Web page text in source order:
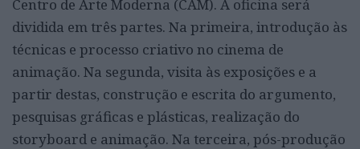
Centro de Arte Moderna (CAM). A oficina será
dividida em três partes. Na primeira, introdução às
técnicas e processo criativo no cinema de
animação. Na segunda, visita às exposições e a
partir destas, construção e escrita do argumento,
pesquisas gráficas e plásticas, realização do
storyboard e animação. Na terceira, pós-produção